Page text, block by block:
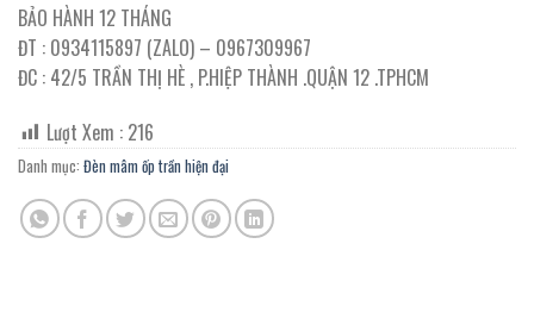
BẢO HÀNH 12 THÁNG
ĐT : 0934115897 (ZALO) – 0967309967
ĐC : 42/5 TRẦN THỊ HÈ , P.HIỆP THÀNH .QUẬN 12 .TPHCM
Lượt Xem : 216
Danh mục: Đèn mâm ốp trần hiện đại